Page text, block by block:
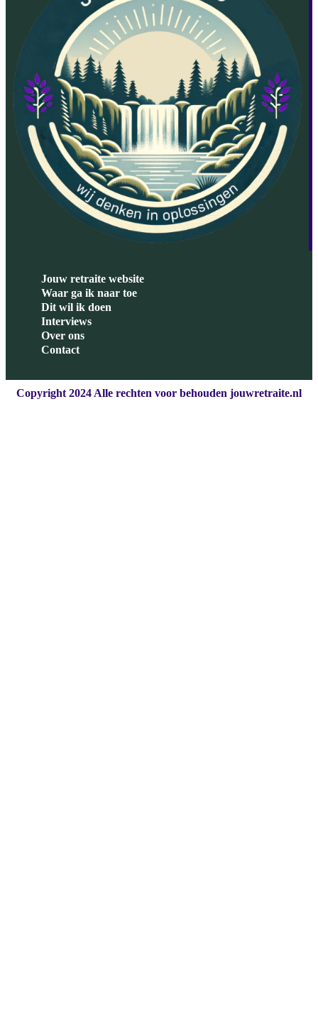
Jouw retraite website
Waar ga ik naar toe
Dit wil ik doen
Interviews
Over ons
Contact
Copyright 2024 Alle rechten voor behouden jouwretraite.nl